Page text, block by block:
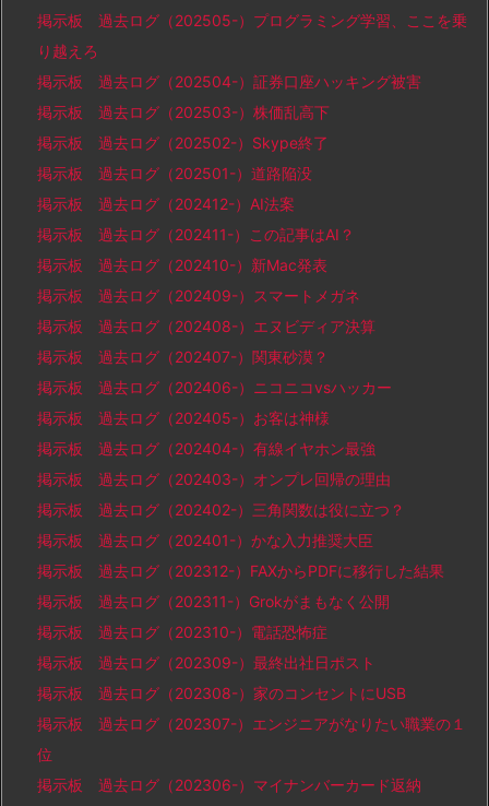
掲示板 過去ログ（202505-）プログラミング学習、ここを乗
り越えろ
掲示板 過去ログ（202504-）証券口座ハッキング被害
掲示板 過去ログ（202503-）株価乱高下
掲示板 過去ログ（202502-）Skype終了
掲示板 過去ログ（202501-）道路陥没
掲示板 過去ログ（202412-）AI法案
掲示板 過去ログ（202411-）この記事はAI？
掲示板 過去ログ（202410-）新Mac発表
掲示板 過去ログ（202409-）スマートメガネ
掲示板 過去ログ（202408-）エヌビディア決算
掲示板 過去ログ（202407-）関東砂漠？
掲示板 過去ログ（202406-）ニコニコvsハッカー
掲示板 過去ログ（202405-）お客は神様
掲示板 過去ログ（202404-）有線イヤホン最強
掲示板 過去ログ（202403-）オンプレ回帰の理由
掲示板 過去ログ（202402-）三角関数は役に立つ？
掲示板 過去ログ（202401-）かな入力推奨大臣
掲示板 過去ログ（202312-）FAXからPDFに移行した結果
掲示板 過去ログ（202311-）Grokがまもなく公開
掲示板 過去ログ（202310-）電話恐怖症
掲示板 過去ログ（202309-）最終出社日ポスト
掲示板 過去ログ（202308-）家のコンセントにUSB
掲示板 過去ログ（202307-）エンジニアがなりたい職業の１
位
掲示板 過去ログ（202306-）マイナンバーカード返納